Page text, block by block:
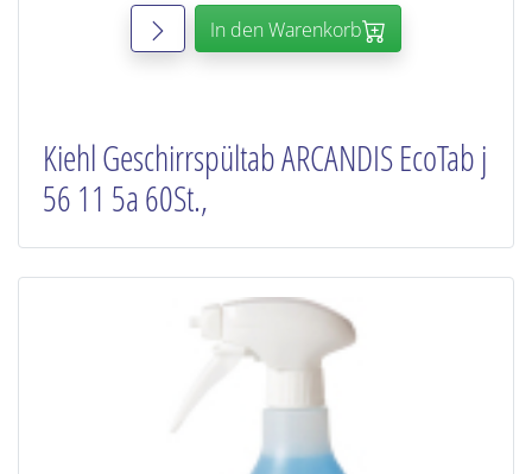
In den Warenkorb
Kiehl Geschirrspültab ARCANDIS EcoTab j
56 11 5a 60St.,